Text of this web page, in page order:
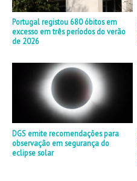
Portugal registou 680 óbitos em
excesso em três períodos do verão
de 2026
DGS emite recomendações para
observação em segurança do
eclipse solar